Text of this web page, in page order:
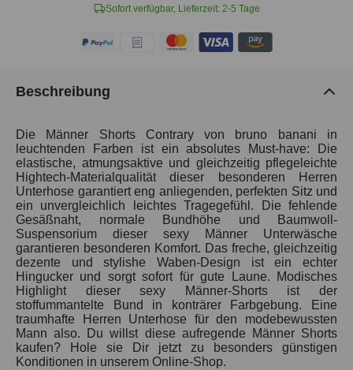
Sofort verfügbar, Lieferzeit: 2-5 Tage
Beschreibung
Die Männer Shorts Contrary von bruno banani in
leuchtenden Farben ist ein absolutes Must-have: Die
elastische, atmungsaktive und gleichzeitig pflegeleichte
Hightech-Materialqualität dieser besonderen Herren
Unterhose garantiert eng anliegenden, perfekten Sitz und
ein unvergleichlich leichtes Tragegefühl. Die fehlende
Gesäßnaht, normale Bundhöhe und Baumwoll-
Suspensorium dieser sexy Männer Unterwäsche
garantieren besonderen Komfort. Das freche, gleichzeitig
dezente und stylishe Waben-Design ist ein echter
Hingucker und sorgt sofort für gute Laune. Modisches
Highlight dieser sexy Männer-Shorts ist der
stoffummantelte Bund in konträrer Farbgebung. Eine
traumhafte Herren Unterhose für den modebewussten
Mann also. Du willst diese aufregende Männer Shorts
kaufen? Hole sie Dir jetzt zu besonders günstigen
Konditionen in unserem Online-Shop.